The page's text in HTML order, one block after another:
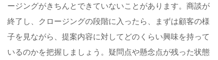
ージングがきちんとできていないことがあります。商談が
終了し、クロージングの段階に入ったら、まずは顧客の様
子を見ながら、提案内容に対してどのくらい興味を持って
いるのかを把握しましょう。疑問点や懸念点が残った状態